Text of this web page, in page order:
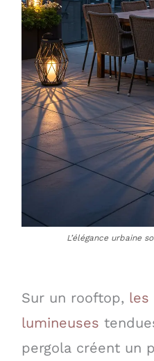
L’élégance urbaine
Sur un rooftop, les
lumineuses
pergola créent un